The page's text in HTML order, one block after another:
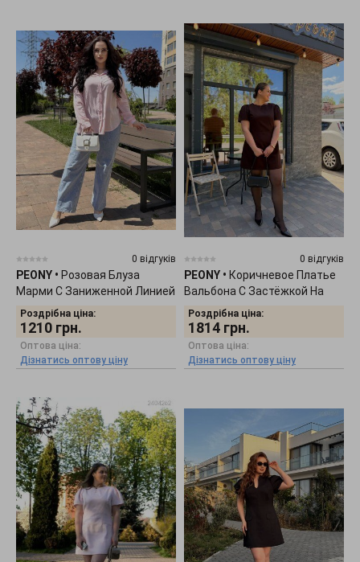
0 відгуків
PEONY • Розовая Блуза
Марми С Заниженной Линией
Плеча 0405261
Роздрібна ціна:
1210 грн.
Оптова ціна:
Дізнатись оптову ціну
0 відгуків
PEONY • Коричневое Платье
Вальбона С Застёжкой На
Молнию 2404261
Роздрібна ціна:
1814 грн.
Оптова ціна:
Дізнатись оптову ціну